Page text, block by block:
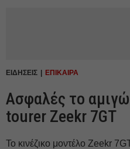
ΕΙΔΗΣΕΙΣ ΕΠΙΚΑΙΡΑ
Ασφαλές το
tourer Zeekr 7GT
Το κινέζικο μοντέλο Zeekr